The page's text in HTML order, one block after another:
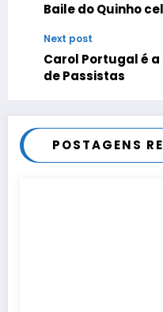
Baile do Quinho
Next post
Carol Portugal é
de Passistas
POSTAGENS